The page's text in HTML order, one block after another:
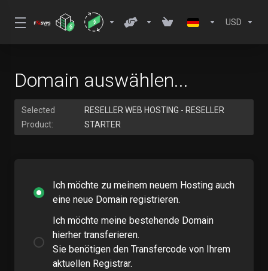
USD
Domain auswählen...
Selected
Product:
RESELLER WEB HOSTING - RESELLER
STARTER
Ich möchte zu meinem neuem Hosting auch
eine neue Domain registrieren.
Ich möchte meine bestehende Domain
hierher transferieren.
Sie benötigen den Transfercode von Ihrem
aktuellen Registrar.